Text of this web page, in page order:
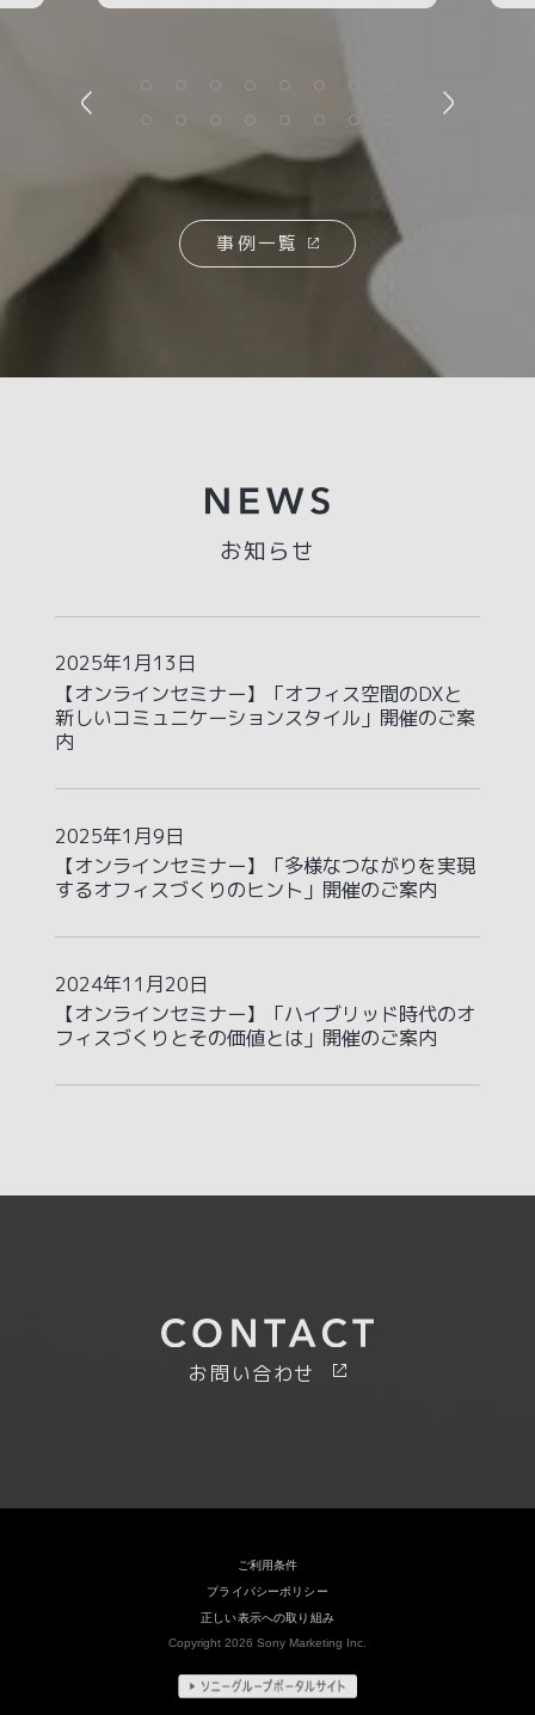
事例一覧
お知らせ
2025年1月13日
【オンラインセミナー】「オフィス空間のDXと
新しいコミュニケーションスタイル」開催のご案
内
2025年1月9日
【オンラインセミナー】「多様なつながりを実現
するオフィスづくりのヒント」開催のご案内
2024年11月20日
【オンラインセミナー】「ハイブリッド時代のオ
フィスづくりとその価値とは」開催のご案内
お問い合わせ
ご利用条件
プライバシーポリシー
正しい表示への取り組み
Copyright 2026 Sony Marketing Inc.